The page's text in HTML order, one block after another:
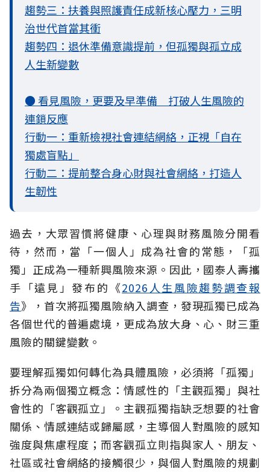
趨勢三：扶養與照護責任成新核心壓力，三明
治世代首當其衝
趨勢四：退休準備意識提前，但孤獨與孤立成
人生新變數
● 看見風險，更要及早準備 打破人生風險的
連鎖反應
行動一：重新檢視社會連結網絡，正視「自在
獨處盲點」
行動二：提前整合身心財與社會網絡，打造人
生韌性
過去，大眾習慣將健康、心理與財務風險分開看
待，然而，當「一個人」成為社會的常態，「孤
獨」正成為一種新興風險來源。因此，國泰人壽攜
手「遠見」發布的《2026人生風險趨勢調查報
告》，首次將孤獨風險納入調查，發現孤獨已成為
各個世代的普遍處境，更成為放大身、心、財三重
風險的關鍵變數。
要理解孤獨如何轉化為具體風險，必須將「孤獨」
拆分為兩個獨立概念：情感性的「主觀孤獨」與社
會性的「客觀孤立」。主觀孤獨指缺乏想要的社會
關係、情感連結或歸屬感，主導個人對風險的感知
強度與焦慮程度；而客觀孤立則指與家人、朋友、
社區或社會網絡的接觸很少，與個人對風險的規劃